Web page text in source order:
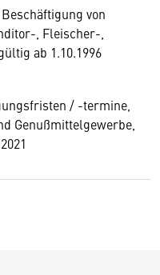
von
, Fleischer-,
ab 1.10.1996
/ -termine,
Genußmittelgewerbe,